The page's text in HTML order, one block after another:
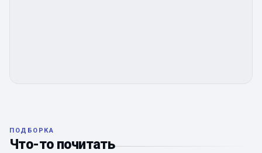
ПОДБОРКА
Что-то почитать